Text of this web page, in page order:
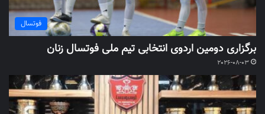
فوتسال
برگزاری دومین اردوی انتخابی تیم ملی فوتسال زنان
2026-08-03